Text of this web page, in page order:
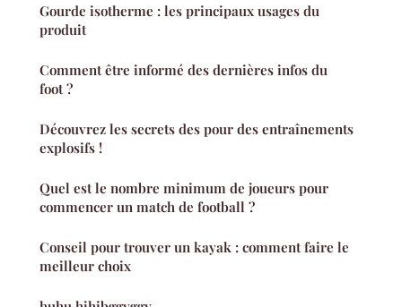
Gourde isotherme : les principaux usages du
produit
Comment être informé des dernières infos du
foot ?
Découvrez les secrets des pour des entraînements
explosifs !
Quel est le nombre minimum de joueurs pour
commencer un match de football ?
Conseil pour trouver un kayak : comment faire le
meilleur choix